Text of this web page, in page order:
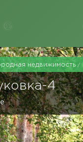
недвижимость
4